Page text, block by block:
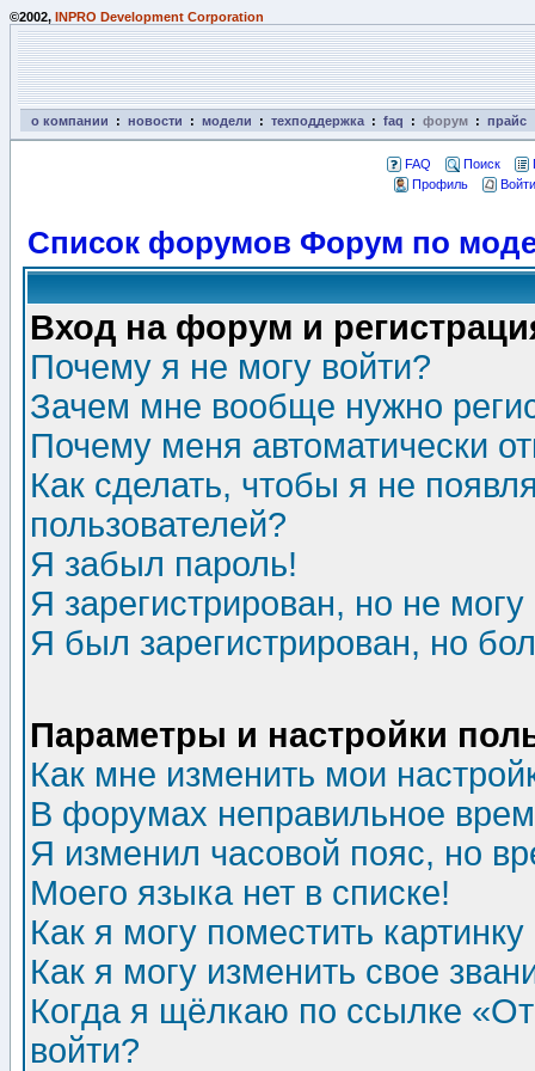
©2002, INPRO Development Corporation
о компании : новости : модели : техподдержка : faq : форум : прайс
FAQ Поиск
Профиль
Список форумов Форум по
Вход на форум и
Почему я не могу войти?
Зачем мне вообще нужно
Почему меня автоматически
Как сделать, чтобы я не
пользователей?
Я забыл пароль!
Я зарегистрирован, но не могу
Я был зарегистрирован, но
Параметры и настройки
Как мне изменить мои
В форумах неправильное
Я изменил часовой пояс, но
Моего языка нет в списке!
Как я могу поместить
Как я могу изменить свое
Когда я щёлкаю по ссылке
войти?